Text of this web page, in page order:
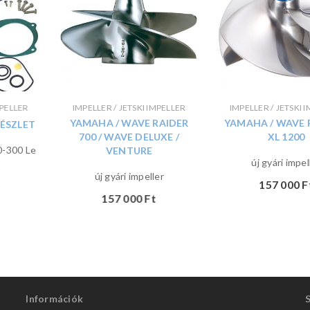
300 Le
IMPELLER / JETSKI IMPELLER
YAMAHA / WAVE RAIDER
700 / WAVE DELUXE /
VENTURE
új gyári impeller
157 000Ft
IMPELLER / JETSKI
YAMAHA / WAVE
XL 1200
új gyári
157 000
Információk